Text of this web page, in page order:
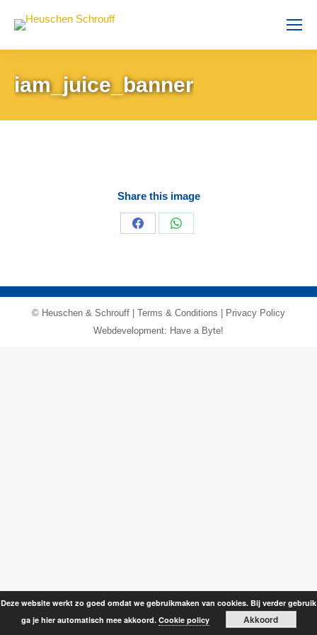
iam_juice_banner
Share this image
Share
Share
© Heuschen & Schrouff | Terms & Conditions
Privacy Policy
Webdevelopment: Have a Byte!
Deze website werkt zo goed omdat we gebruikmaken van cookies. Bij verder gebruik
ga je hier automatisch mee akkoord. Cookie policy Akkoord